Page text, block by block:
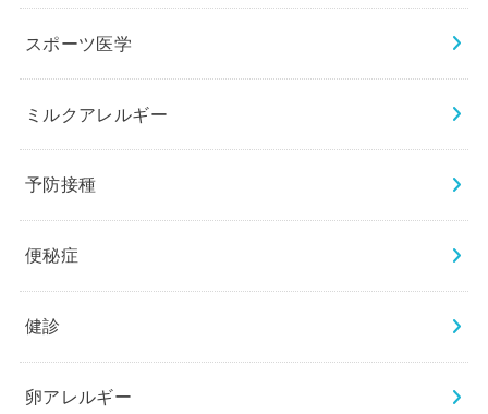
スポーツ医学
ミルクアレルギー
予防接種
便秘症
健診
卵アレルギー